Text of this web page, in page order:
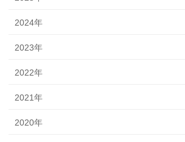
2024年
2023年
2022年
2021年
2020年